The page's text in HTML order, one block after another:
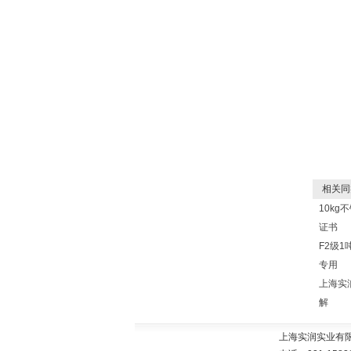
相关同
10kg
证书
F2级1
专用
上海实
解
上海实润实业有